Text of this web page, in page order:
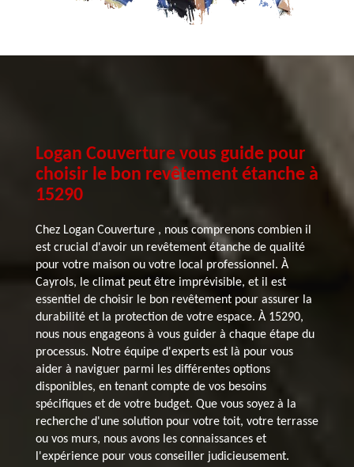
Logan Couverture vous guide pour
choisir le bon revêtement étanche à
15290
Chez Logan Couverture , nous comprenons combien il
est crucial d'avoir un revêtement étanche de qualité
pour votre maison ou votre local professionnel. À
Cayrols, le climat peut être imprévisible, et il est
essentiel de choisir le bon revêtement pour assurer la
durabilité et la protection de votre espace. À 15290,
nous nous engageons à vous guider à chaque étape du
processus. Notre équipe d'experts est là pour vous
aider à naviguer parmi les différentes options
disponibles, en tenant compte de vos besoins
spécifiques et de votre budget. Que vous soyez à la
recherche d'une solution pour votre toit, votre terrasse
ou vos murs, nous avons les connaissances et
l'expérience pour vous conseiller judicieusement.